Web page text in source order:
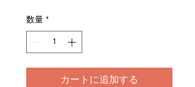
格
数量 *
カートに追加する